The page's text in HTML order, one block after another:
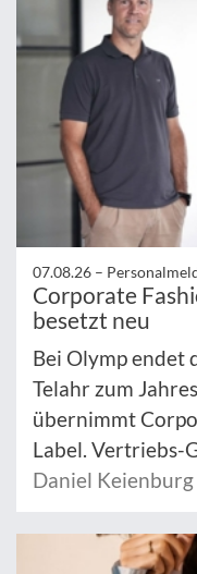
07.08.26 –
Corporate
besetzt neu
Bei Olymp endet
Telahr zum
übernimmt
Label. Vertriebs-
Daniel Keienburg